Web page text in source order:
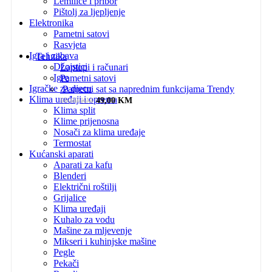
Pištolj za ljepljenje
Elektronika
Pametni satovi
Rasvjeta
Igra i zabava
Džojstici
Igre
Igračke za djecu
Klima uređaji i oprema
Klima split
Klime prijenosna
Nosači za klima uređaje
Termostat
Kućanski aparati
Aparati za kafu
Blenderi
Električni roštilji
Grijalice
Klima uređaji
Kuhalo za vodu
Mašine za mljevenje
Mikseri i kuhinjske mašine
Pegle
Pekači
Tehnika
Laptopi i računari
Pametni satovi
Pametni sat sa naprednim funkcijama Trendy
59,00KM Original price was: 59,00 KM.
49,00KM